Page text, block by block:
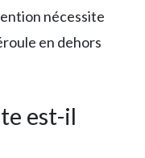
nécessite
en dehors
est-il